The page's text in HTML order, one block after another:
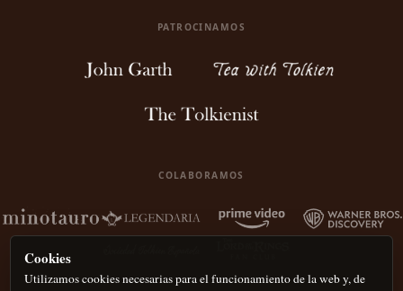
PATROCINAMOS
COLABORAMOS
Cookies
Utilizamos cookies necesarias para el funcionamiento de la web y, de